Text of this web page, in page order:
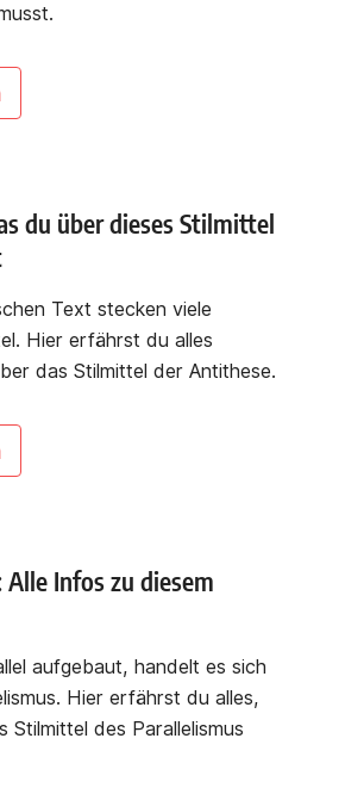
du über dieses Stilmittel
Text stecken viele
Hier erfährst du alles
das Stilmittel der Antithese.
Alle Infos zu diesem
aufgebaut, handelt es sich
Hier erfährst du alles,
Stilmittel des Parallelismus